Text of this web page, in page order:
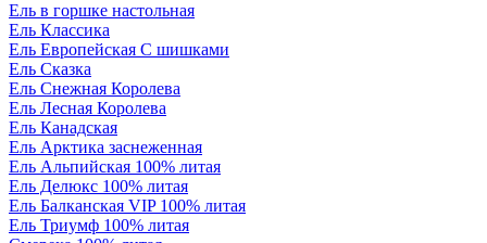
Ель в горшке настольная
Ель Классика
Ель Европейская С шишками
Ель Сказка
Ель Снежная Королева
Ель Лесная Королева
Ель Канадская
Ель Арктика заснеженная
Ель Альпийская 100% литая
Ель Делюкс 100% литая
Ель Балканская VIP 100% литая
Ель Триумф 100% литая